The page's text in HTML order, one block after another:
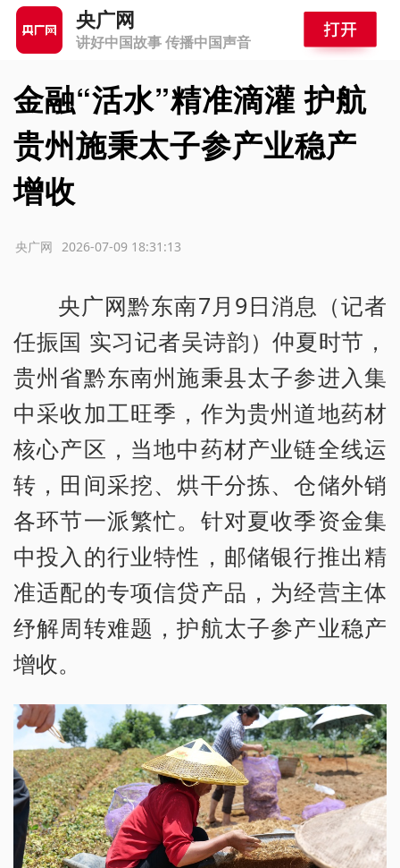
央广网
讲好中国故事 传播中国声音
金融“活水”精准滴灌 护航
贵州施秉太子参产业稳产
增收
2026-07-09 18:31:13
央广网
央广网黔东南7月9日消息（记者
任振国 实习记者吴诗韵）仲夏时节，
贵州省黔东南州施秉县太子参进入集
中采收加工旺季，作为贵州道地药材
核心产区，当地中药材产业链全线运
转，田间采挖、烘干分拣、仓储外销
各环节一派繁忙。针对夏收季资金集
中投入的行业特性，邮储银行推出精
准适配的专项信贷产品，为经营主体
纾解周转难题，护航太子参产业稳产
增收。